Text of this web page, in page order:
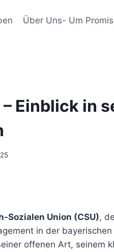
Über Uns- Um Promis
Einblick in
Sozialen Union (CSU),
in der bayerischen
offenen Art, seinem